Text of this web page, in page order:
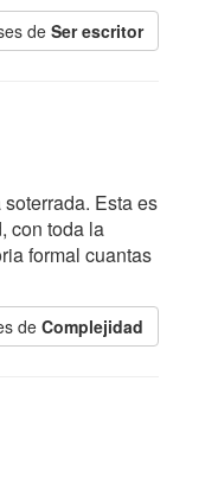
deSer escritor
Esta es
con toda la
formal cuantas
deComplejidad